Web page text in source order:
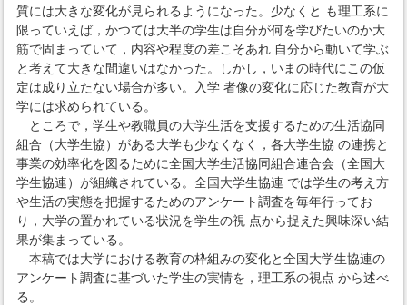
質には大きな変化が見られるようになった。少なくと も理工系に
限っていえば，かつては大半の学生は自分が何を学びたいのか大
筋で固まっていて，内容や程度の差こそあれ 自分から動いて学ぶ
と考えて大きな間違いはなかった。しかし，いまの時代にこの仮
定は成り立たない場合が多い。入学 者像の変化に応じた教育が大
学には求められている。
ところで，学生や教職員の大学生活を支援するための生活協同
組合（大学生協）がある大学も少なくなく，各大学生協 の連携と
事業の効率化を図るために全国大学生活協同組合連合会（全国大
学生協連）が組織されている。全国大学生協連 では学生の考え方
や生活の実態を把握するためのアンケート調査を毎年行ってお
り，大学の置かれている状況を学生の視 点から捉えた興味深い結
果が集まっている。
本稿では大学における教育の枠組みの変化と全国大学生協連の
アンケート調査に基づいた学生の実情を，理工系の視点 から述べ
る。